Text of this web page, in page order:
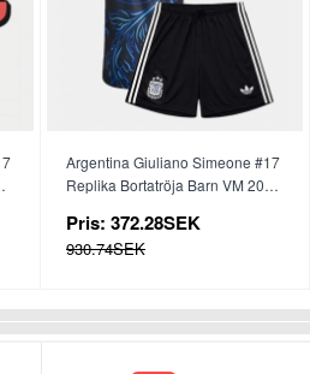
Argentina Giuliano Simeone #17
Replika Bortatröja Barn VM 2026
Pris: 372.28SEK
930.74SEK